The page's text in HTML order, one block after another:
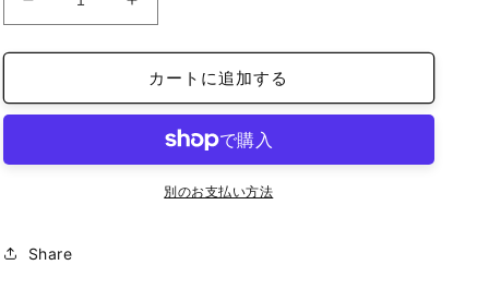
reflection
イ
ナ
シ
の
iFace
reflection
イ
ン
ナ
シ
カートに追加する
別のお支払い方法
Share